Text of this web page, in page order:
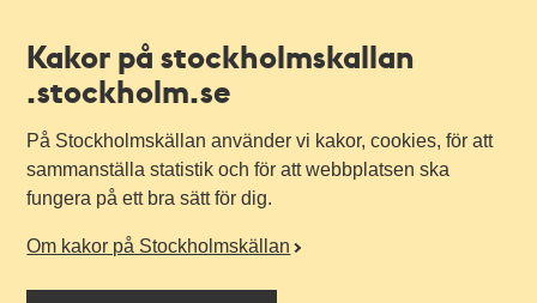
Kakor på stockholmskallan
.stockholm.se
På Stockholmskällan använder vi kakor, cookies, för att
sammanställa statistik och för att webbplatsen ska
fungera på ett bra sätt för dig.
Om kakor på Stockholmskällan